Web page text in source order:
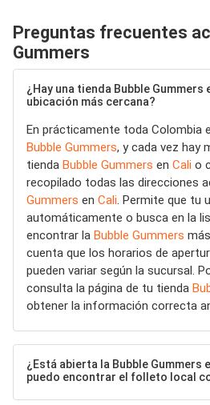
Preguntas frecuentes
Gummers
¿Hay una tienda Bubble Gummers
ubicación más cercana?
En prácticamente toda Colombia
Bubble Gummers, y cada vez hay
tienda Bubble Gummers en Cali o
recopilado todas las direcciones
Gummers en Cali. Permite que tu
automáticamente o busca en la
encontrar la Bubble Gummers
cuenta que los horarios de
pueden variar según la sucursal.
consulta la página de tu tienda
obtener la información correcta
¿Está abierta la Bubble Gummers
puedo encontrar el folleto local